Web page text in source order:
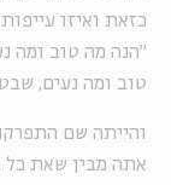
כזאת ואיזו
"הנה מה טוב ומה
טוב ומה נעים,
והייתה שם